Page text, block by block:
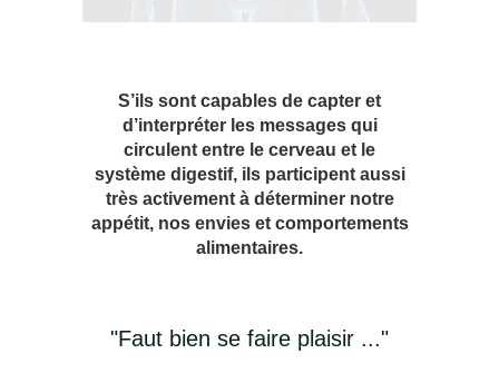
S’ils sont capables de capter et
d’interpréter les messages qui
circulent entre le cerveau et le
système digestif, ils participent aussi
très activement à déterminer notre
appétit, nos envies et comportements
alimentaires.
"Faut bien se faire plaisir ..."